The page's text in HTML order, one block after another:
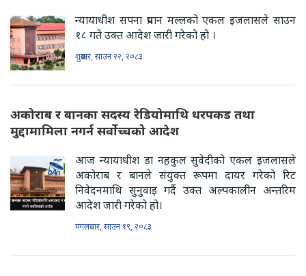
न्यायाधीश सपना प्रधान मल्लको एकल इजलासले साउन
१८ गते उक्त आदेश जारी गरेको हो ।
शुक्रबार, साउन २२, २०८३
अकोराब र बानका सदस्य रेडियोमाथि धरपकड तथा
मुद्दामामिला नगर्न सर्वोच्चको आदेश
आज न्यायाधीश डा नहकुल सुवेदीको एकल इजलासले
अकोराब र बानले संयुक्त रूपमा दायर गरेको रिट
निवेदनमाथि सुनुवाइ गर्दै उक्त अल्पकालीन अन्तरिम
आदेश जारी गरेको हो।
मंगलबार, साउन १९, २०८३